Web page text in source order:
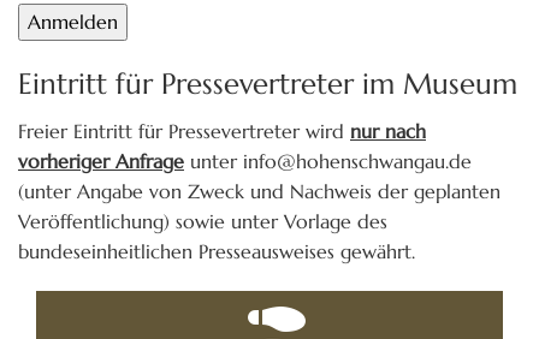
Eintritt für Pressevertreter im Museum
Freier Eintritt für Pressevertreter wird nur nach
vorheriger Anfrage unter info@hohenschwangau.de
(unter Angabe von Zweck und Nachweis der geplanten
Veröffentlichung) sowie unter Vorlage des
bundeseinheitlichen Presseausweises gewährt.